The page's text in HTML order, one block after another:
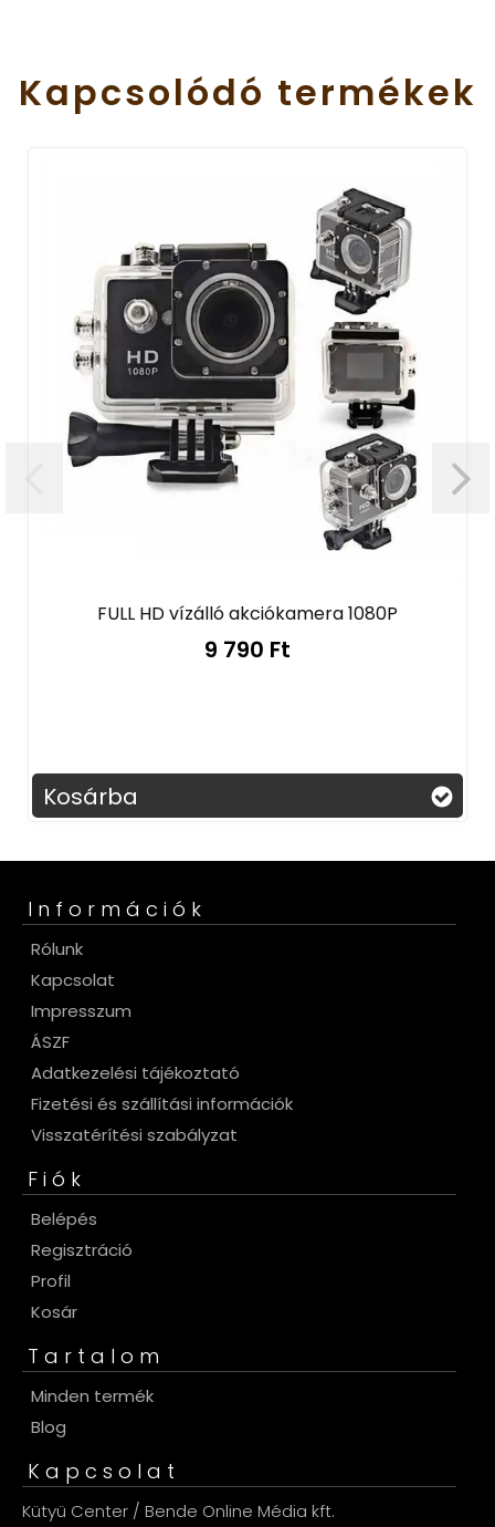
Kapcsolódó termékek
FULL HD vízálló akciókamera 1080P
9 790 Ft
Kosárba
Információk
Rólunk
Kapcsolat
Impresszum
ÁSZF
Adatkezelési tájékoztató
Fizetési és szállítási információk
Visszatérítési szabályzat
Fiók
Belépés
Regisztráció
Profil
Kosár
Tartalom
Minden termék
Blog
Kapcsolat
Kütyü Center / Bende Online Média kft.